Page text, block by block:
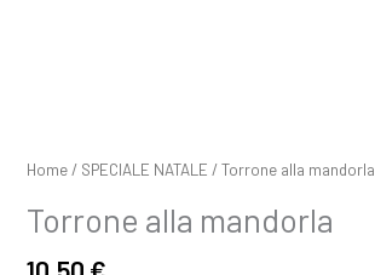
Home / SPECIALE NATALE / Torrone alla mandorla
Torrone alla mandorla
10,50 €